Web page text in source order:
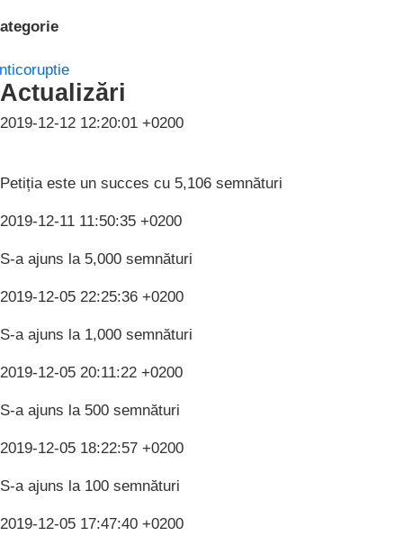
Actualizări
2019-12-12 12:20:01 +0200
Petiția este un succes cu 5,106 semnături
2019-12-11 11:50:35 +0200
S-a ajuns la 5,000 semnături
2019-12-05 22:25:36 +0200
S-a ajuns la 1,000 semnături
2019-12-05 20:11:22 +0200
S-a ajuns la 500 semnături
2019-12-05 18:22:57 +0200
S-a ajuns la 100 semnături
2019-12-05 17:47:40 +0200